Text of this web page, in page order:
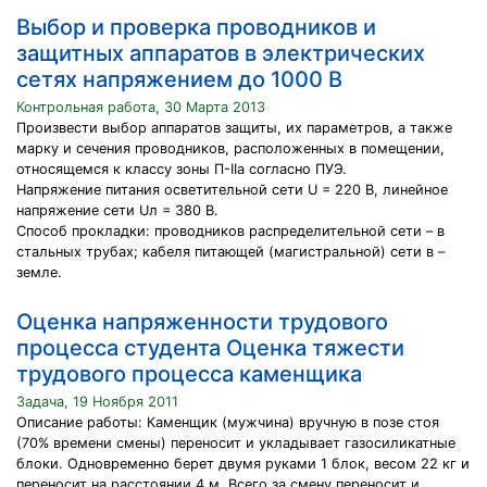
Выбор и проверка проводников и
защитных аппаратов в электрических
сетях напряжением до 1000 В
Контрольная работа, 30 Марта 2013
Произвести выбор аппаратов защиты, их параметров, а также
марку и сечения проводников, расположенных в помещении,
относящемся к классу зоны П-IIа согласно ПУЭ.
Напряжение питания осветительной сети U = 220 В, линейное
напряжение сети Uл = 380 В.
Способ прокладки: проводников распределительной сети – в
стальных трубах; кабеля питающей (магистральной) сети в –
земле.
Оценка напряженности трудового
процесса студента Оценка тяжести
трудового процесса каменщика
Задача, 19 Ноября 2011
Описание работы: Каменщик (мужчина) вручную в позе стоя
(70% времени смены) переносит и укладывает газосиликатные
блоки. Одновременно берет двумя руками 1 блок, весом 22 кг и